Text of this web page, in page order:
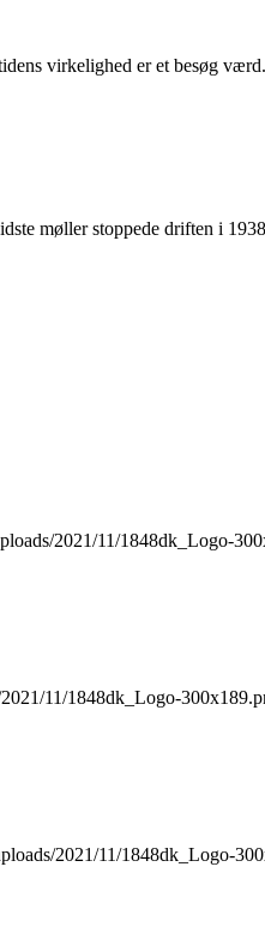
virkelighed er et besøg værd.
møller stoppede driften i
2021/11/1848dk_Logo-
11/1848dk_Logo-
2021/11/1848dk_Logo-